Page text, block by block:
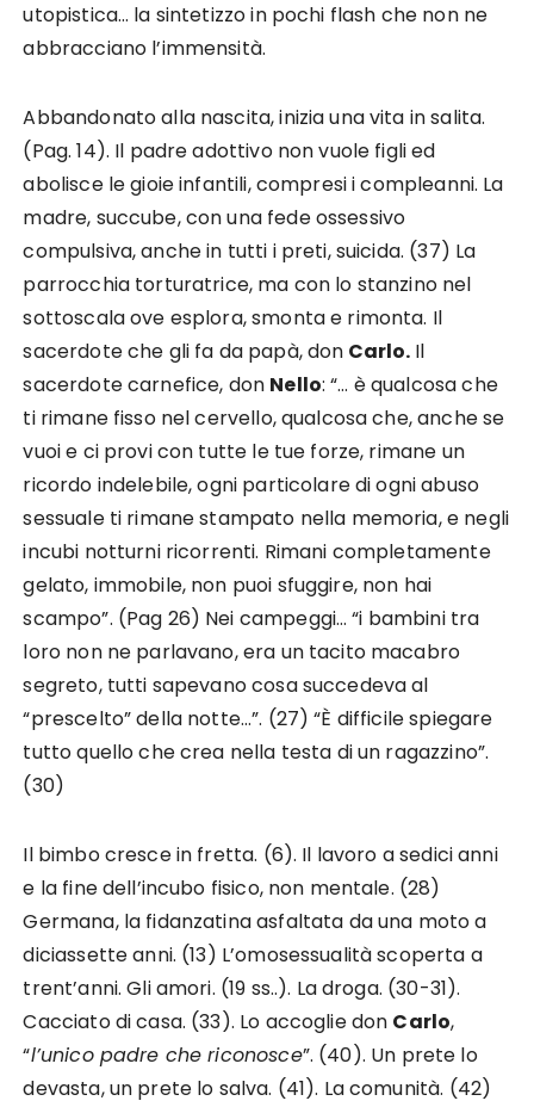
utopistica… la sintetizzo in pochi flash che non ne
abbracciano l’immensità.
Abbandonato alla nascita, inizia una vita in salita.
(Pag. 14). Il padre adottivo non vuole figli ed
abolisce le gioie infantili, compresi i compleanni. La
madre, succube, con una fede ossessivo
compulsiva, anche in tutti i preti, suicida. (37) La
parrocchia torturatrice, ma con lo stanzino nel
sottoscala ove esplora, smonta e rimonta. Il
sacerdote che gli fa da papà, don Carlo. Il
sacerdote carnefice, don Nello: “… è qualcosa che
ti rimane fisso nel cervello, qualcosa che, anche se
vuoi e ci provi con tutte le tue forze, rimane un
ricordo indelebile, ogni particolare di ogni abuso
sessuale ti rimane stampato nella memoria, e negli
incubi notturni ricorrenti. Rimani completamente
gelato, immobile, non puoi sfuggire, non hai
scampo”. (Pag 26) Nei campeggi… “i bambini tra
loro non ne parlavano, era un tacito macabro
segreto, tutti sapevano cosa succedeva al
“prescelto” della notte…”. (27) “È difficile spiegare
tutto quello che crea nella testa di un ragazzino”.
(30)
Il bimbo cresce in fretta. (6). Il lavoro a sedici anni
e la fine dell’incubo fisico, non mentale. (28)
Germana, la fidanzatina asfaltata da una moto a
diciassette anni. (13) L’omosessualità scoperta a
trent’anni. Gli amori. (19 ss..). La droga. (30-31).
Cacciato di casa. (33). Lo accoglie don Carlo,
“l’unico padre che riconosce”. (40). Un prete lo
devasta, un prete lo salva. (41). La comunità. (42)